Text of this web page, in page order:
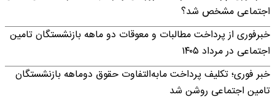
اجتماعی مشخص شد؟
خبرفوری از پرداخت مطالبات و معوقات دو ماهه بازنشستگان تامین
اجتماعی در مرداد ۱۴۰۵
خبر فوری؛ تکلیف پرداخت مابه‌التفاوت حقوق دوماهه بازنشستگان
تامین اجتماعی روشن شد